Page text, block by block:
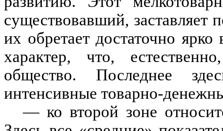
существовавший, заставляет
их обретает достаточно
характер, что,
общество. Последнее
интенсивные товарно-
— ко второй зоне